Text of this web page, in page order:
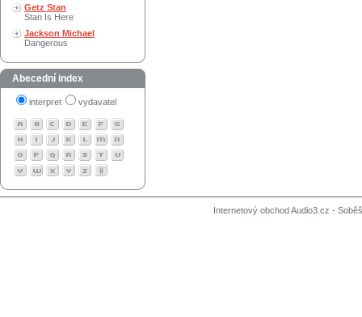
Getz Stan
Stan Is Here
Jackson Michael
Dangerous
Abecední index
interpret vydavatel
Internetový obchod Audio3.cz -